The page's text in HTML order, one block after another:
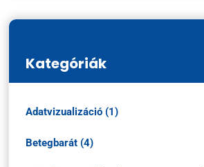
Kategóriák
Adatvizualizáció (1)
Betegbarát (4)